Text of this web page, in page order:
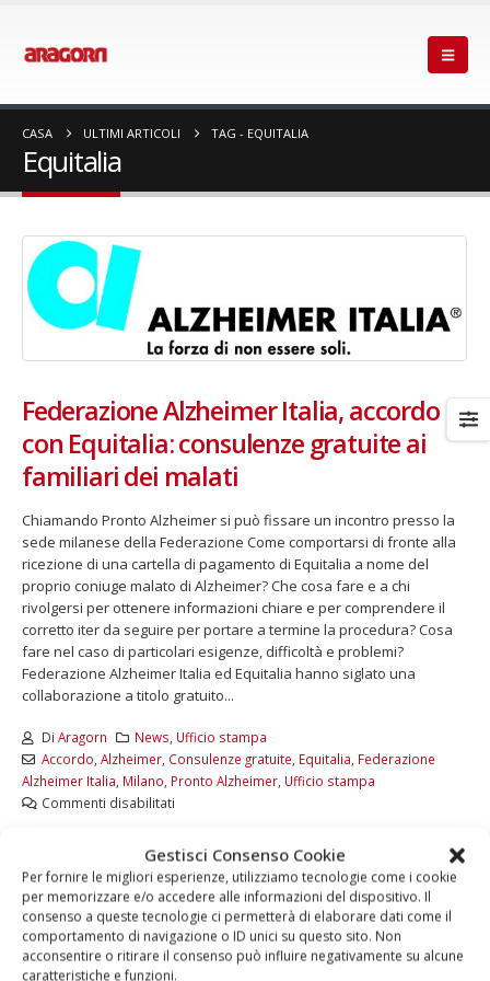
Gestisci Consenso Cookie
Per fornire le migliori esperienze, utilizziamo tecnologie come i cookie
per memorizzare e/o accedere alle informazioni del dispositivo. Il
consenso a queste tecnologie ci permetterà di elaborare dati come il
comportamento di navigazione o ID unici su questo sito. Non
acconsentire o ritirare il consenso può influire negativamente su alcune
caratteristiche e funzioni.
CASA ULTIMI ARTICOLI TAG - EQUITALIA
Equitalia
Federazione Alzheimer Italia, accordo
con Equitalia: consulenze gratuite ai
familiari dei malati
Chiamando Pronto Alzheimer si può fissare un incontro presso la
sede milanese della Federazione Come comportarsi di fronte alla
ricezione di una cartella di pagamento di Equitalia a nome del
proprio coniuge malato di Alzheimer? Che cosa fare e a chi
rivolgersi per ottenere informazioni chiare e per comprendere il
corretto iter da seguire per portare a termine la procedura? Cosa
fare nel caso di particolari esigenze, difficoltà e problemi?
Federazione Alzheimer Italia ed Equitalia hanno siglato una
collaborazione a titolo gratuito...
Di Aragorn News, Ufficio stampa
Accordo, Alzheimer, Consulenze gratuite, Equitalia, Federazione
Alzheimer Italia, Milano, Pronto Alzheimer, Ufficio stampa
Commenti disabilitati